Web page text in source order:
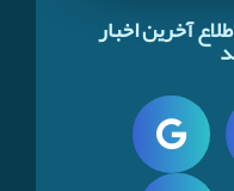
آخرین اخبار